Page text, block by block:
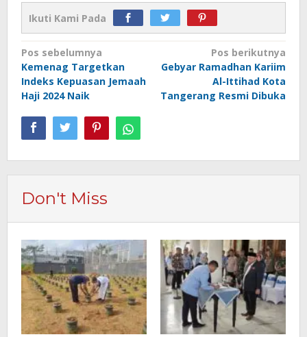
Ikuti Kami Pada
Navigasi
pos
Pos sebelumnya
Kemenag Targetkan
Indeks Kepuasan Jemaah
Haji 2024 Naik
Pos berikutnya
Gebyar Ramadhan Kariim
Al-Ittihad Kota
Tangerang Resmi Dibuka
Don't Miss